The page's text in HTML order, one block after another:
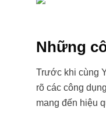
Những
Trước khi cùng
rõ các công
mang đến hiệu